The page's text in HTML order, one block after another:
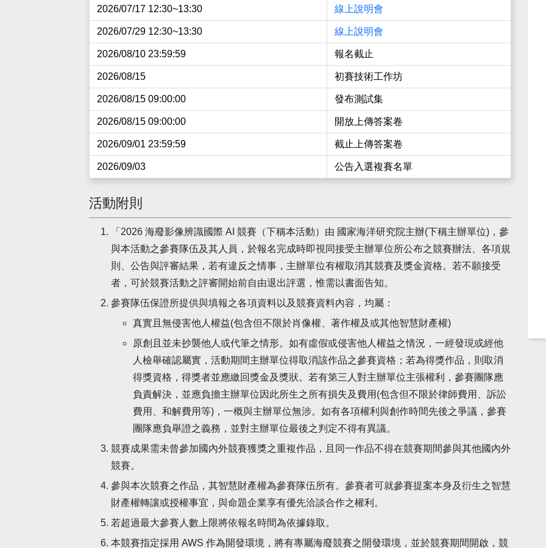
2026/07/17 12:30~13:30 線上說明會
2026/07/29 12:30~13:30 線上說明會
2026/08/10 23:59:59 報名截止
2026/08/15 初賽技術工作坊
2026/08/15 09:00:00 發布測試集
2026/08/15 09:00:00 開放上傳答案卷
2026/09/01 23:59:59 截止上傳答案卷
2026/09/03 公告入選複賽名單
活動附則
「2026 海廢影像辨識國際 AI 競賽（下稱本活動）由 國家海洋研究院主辦(下稱主辦單位)，參
與本活動之參賽隊伍及其人員，於報名完成時即視同接受主辦單位所公布之競賽辦法、各項規
則、公告與評審結果，若有違反之情事，主辦單位有權取消其競賽及獎金資格。若不願接受
者，可於競賽活動之評審開始前自由退出評選，惟需以書面告知。
參賽隊伍保證所提供與填報之各項資料以及競賽資料內容，均屬：
真實且無侵害他人權益(包含但不限於肖像權、著作權及或其他智慧財產權)
原創且並未抄襲他人或代筆之情形。如有虛假或侵害他人權益之情況，一經發現或經他
人檢舉確認屬實，活動期間主辦單位得取消該作品之參賽資格；若為得獎作品，則取消
得獎資格，得獎者並應繳回獎金及獎狀。若有第三人對主辦單位主張權利，參賽團隊應
負責解決，並應負擔主辦單位因此所生之所有損失及費用(包含但不限於律師費用、訴訟
費用、和解費用等)，一概與主辦單位無涉。如有各項權利與創作時間先後之爭議，參賽
團隊應負舉證之義務，並對主辦單位最後之判定不得有異議。
競賽成果需未曾參加國內外競賽獲獎之重複作品，且同一作品不得在競賽期間參與其他國內外
競賽。
參與本次競賽之作品，其智慧財產權為參賽隊伍所有。參賽者可就參賽提案本身及衍生之智慧
財產權轉讓或授權事宜，與命題企業享有優先洽談合作之權利。
若超過最大參賽人數上限將依報名時間為依據錄取。
本競賽指定採用 AWS 作為開發環境，將有專屬海廢競賽之開發環境，並於競賽期間開啟，競